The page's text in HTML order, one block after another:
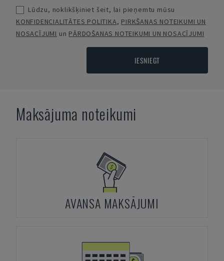
Lūdzu, noklikšķiniet šeit, lai pieņemtu mūsu
KONFIDENCIALITĀTES POLITIKA, PIRKŠANAS NOTEIKUMI UN
NOSACĪJUMI un PĀRDOŠANAS NOTEIKUMI UN NOSACĪJUMI
IESNIEGT
Maksājuma noteikumi
AVANSA MAKSĀJUMI